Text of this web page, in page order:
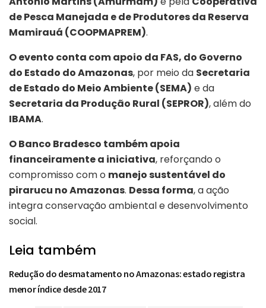
de Pesca Manejada e de Produtores da Reserva
Mamirauá (COOPMAPREM).
O evento conta com apoio da FAS, do Governo
do Estado do Amazonas, por meio da Secretaria
de Estado do Meio Ambiente (SEMA) e da
Secretaria da Produção Rural (SEPROR), além do
IBAMA.
O Banco Bradesco também apoia
financeiramente a iniciativa, reforçando o
compromisso com o manejo sustentável do
pirarucu no Amazonas. Dessa forma, a ação
integra conservação ambiental e desenvolvimento
social.
Leia também
Redução do desmatamento no Amazonas: estado registra
menor índice desde 2017